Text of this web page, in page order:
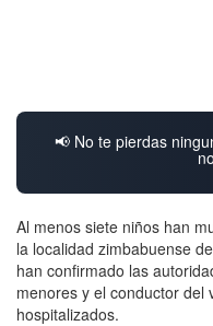
📢 No te pierdas
Al menos siete niños han
la localidad zimbabuense
han confirmado las
menores y el conductor
hospitalizados.